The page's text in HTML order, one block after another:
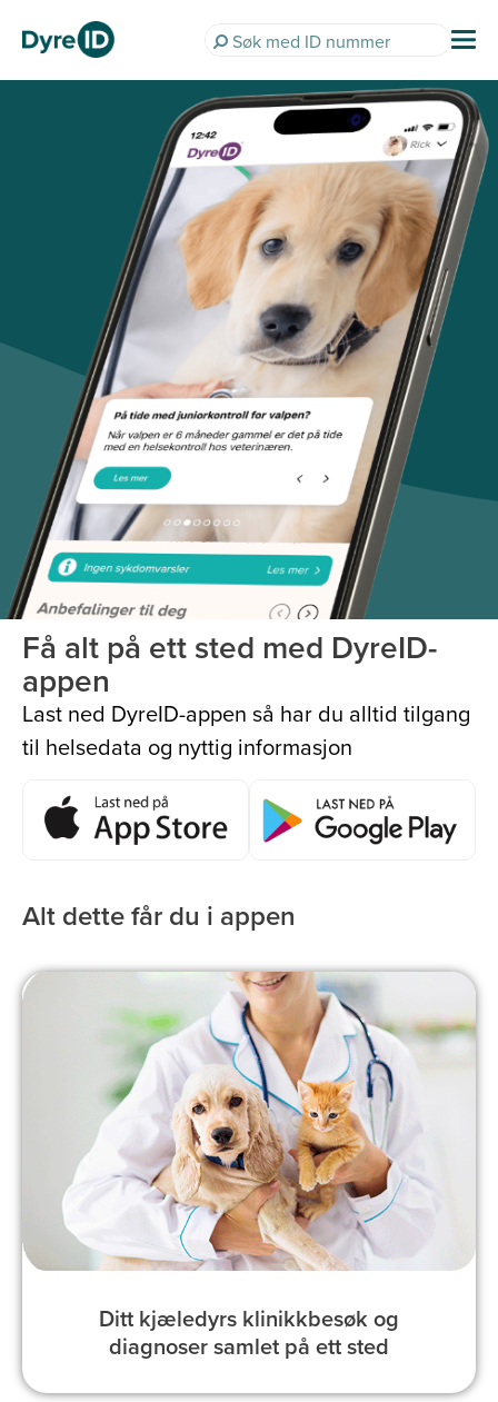
Få alt på ett sted med DyreID-
appen
Last ned DyreID-appen så har du alltid tilgang
til helsedata og nyttig informasjon
Alt dette får du i appen
Ditt kjæledyrs klinikkbesøk og
diagnoser samlet på ett sted